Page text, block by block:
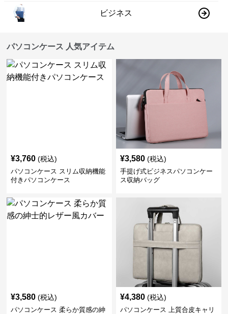
ビジネス
パソコンケース 人気アイテム
¥3,760 (税込)
パソコンケース スリム収納機能
付きパソコンケース
¥3,580 (税込)
手提げ式ビジネスパソコンケー
ス収納バッグ
¥3,580 (税込)
パソコンケース 柔らか質感の紳
¥4,380 (税込)
パソコンケース 上質合皮キャリ